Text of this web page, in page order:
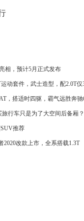
相，预计5月正式发布
动套件，武士造型，配2.0T仅
，搭适时四驱，霸气远胜奔
行车只是为了大空间后备厢？
推荐
2020改款上市，全系搭载1.3T